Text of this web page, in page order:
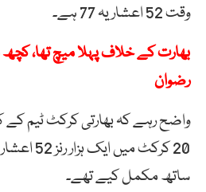
وقت 52 اعشاریہ 77 ہے۔
بھارت کے خلاف پہلا میچ تھا،
رضوان
واضح رہے کہ بھارتی کرکٹ ٹیم کے
ساتھ مکمل کیے تھے۔